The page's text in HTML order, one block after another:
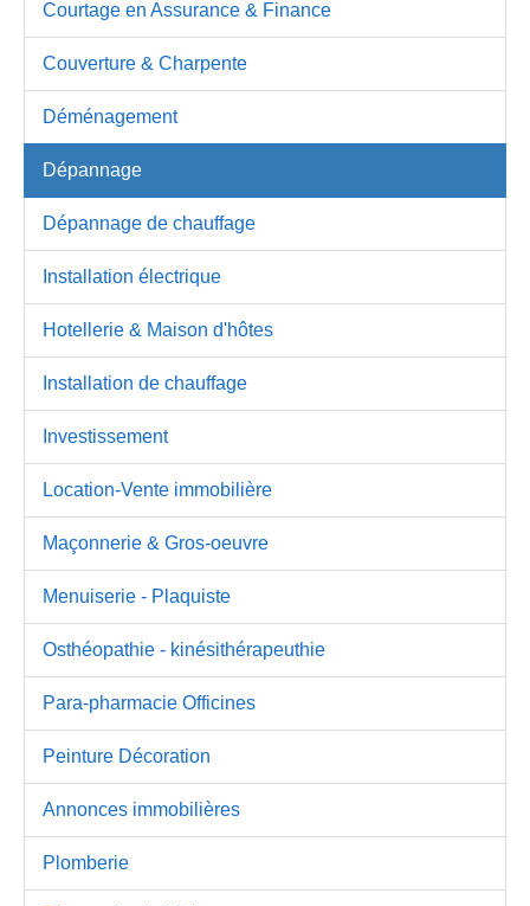
Courtage en Assurance & Finance
Couverture & Charpente
Déménagement
Dépannage
Dépannage de chauffage
Installation électrique
Hotellerie & Maison d'hôtes
Installation de chauffage
Investissement
Location-Vente immobilière
Maçonnerie & Gros-oeuvre
Menuiserie - Plaquiste
Osthéopathie - kinésithérapeuthie
Para-pharmacie Officines
Peinture Décoration
Annonces immobilières
Plomberie